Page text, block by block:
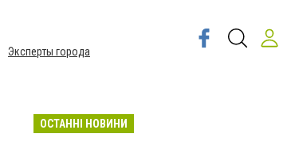
Эксперты города
ОСТАННІ НОВИНИ